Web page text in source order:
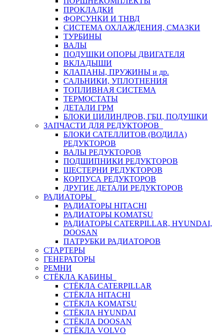
ПРОКЛАДКИ
ФОРСУНКИ И ТНВД
СИСТЕМА ОХЛАЖДЕНИЯ, СМАЗКИ
ТУРБИНЫ
ВАЛЫ
ПОДУШКИ ОПОРЫ ДВИГАТЕЛЯ
ВКЛАДЫШИ
КЛАПАНЫ, ПРУЖИНЫ и др.
САЛЬНИКИ, УПЛОТНЕНИЯ
ТОПЛИВНАЯ СИСТЕМА
ТЕРМОСТАТЫ
ДЕТАЛИ ГРМ
БЛОКИ ЦИЛИНДРОВ, ГБЦ, ПОДУШКИ
ЗАПЧАСТИ ДЛЯ РЕДУКТОРОВ
БЛОКИ САТЕЛЛИТОВ (ВОДИЛА)
РЕДУКТОРОВ
ВАЛЫ РЕДУКТОРОВ
ПОДШИПНИКИ РЕДУКТОРОВ
ШЕСТЕРНИ РЕДУКТОРОВ
КОРПУСА РЕДУКТОРОВ
ДРУГИЕ ДЕТАЛИ РЕДУКТОРОВ
РАДИАТОРЫ
РАДИАТОРЫ HITACHI
РАДИАТОРЫ KOMATSU
РАДИАТОРЫ CATERPILLAR, HYUNDAI,
DOOSAN
ПАТРУБКИ РАДИАТОРОВ
СТАРТЕРЫ
ГЕНЕРАТОРЫ
РЕМНИ
СТЁКЛА КАБИНЫ
СТЁКЛА CATERPILLAR
СТЁКЛА HITACHI
СТЁКЛА KOMATSU
СТЁКЛА HYUNDAI
СТЁКЛА DOOSAN
СТЁКЛА VOLVO